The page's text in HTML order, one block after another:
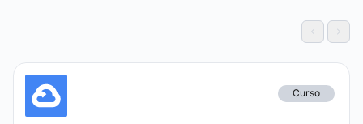
Curso